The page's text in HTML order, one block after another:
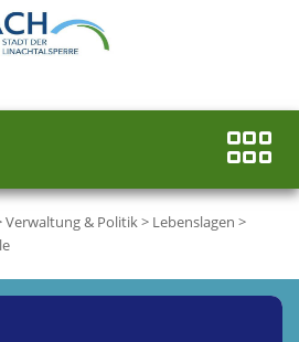
Verwaltung & Politik> Lebenslagen >